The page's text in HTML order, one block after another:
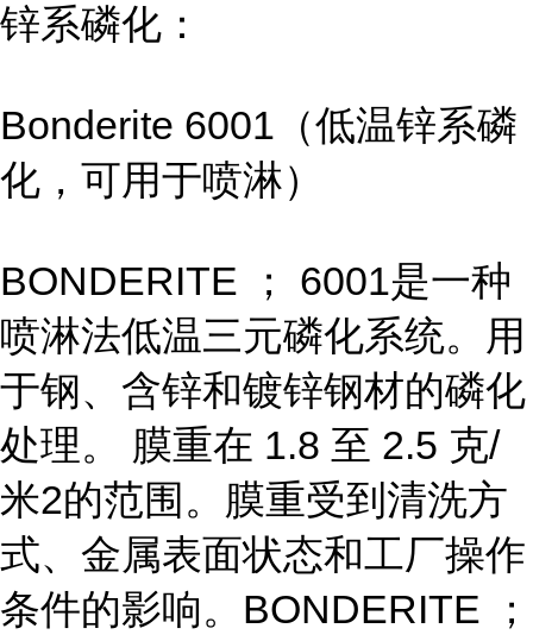
锌系磷化：
Bonderite 6001（低温锌系磷
化，可用于喷淋）
BONDERITE ； 6001是一种
喷淋法低温三元磷化系统。用
于钢、含锌和镀锌钢材的磷化
处理。 膜重在 1.8 至 2.5 克/
米2的范围。膜重受到清洗方
式、金属表面状态和工厂操作
条件的影响。BONDERITE ；